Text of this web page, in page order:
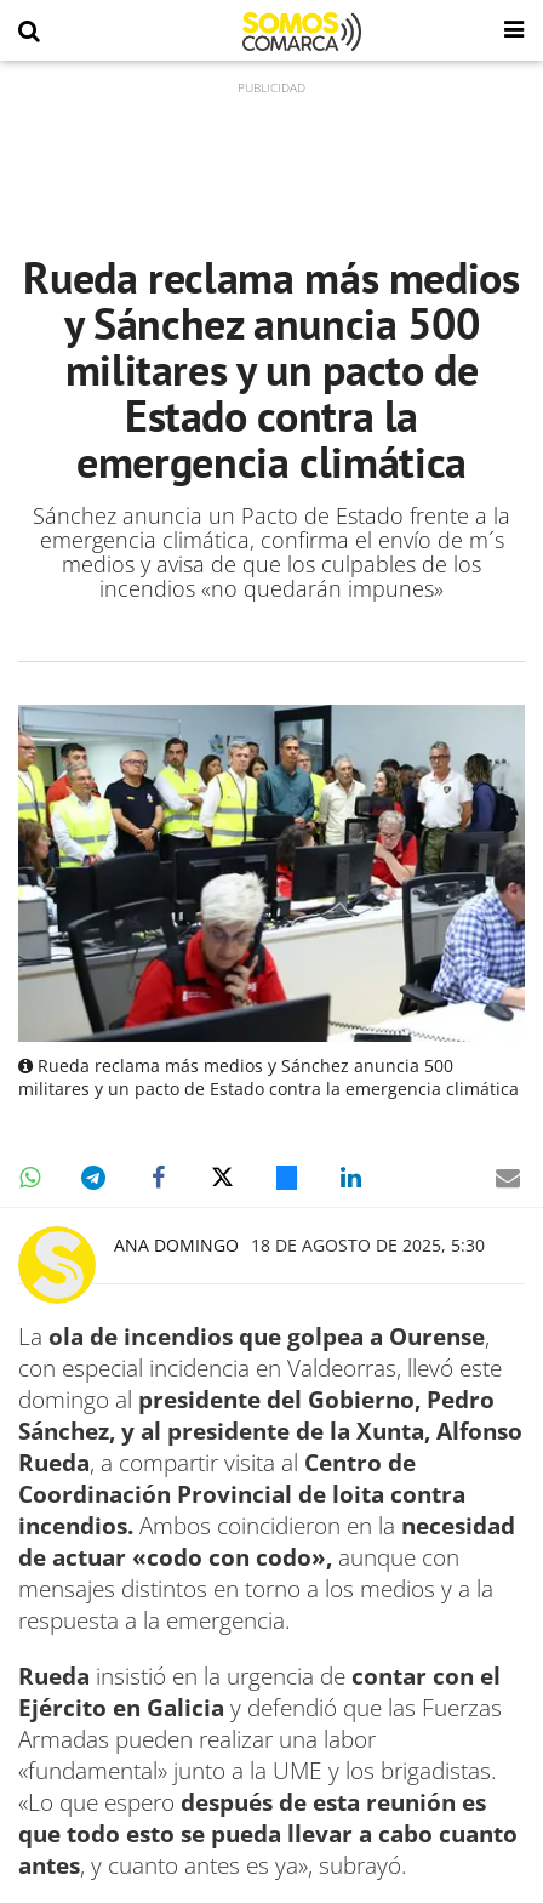
Rueda reclama más medios
y Sánchez anuncia 500
militares y un pacto de
Estado contra la
emergencia climática
Sánchez anuncia un Pacto de Estado frente a la
emergencia climática, confirma el envío de m´s
medios y avisa de que los culpables de los
incendios «no quedarán impunes»
Rueda reclama más medios y Sánchez anuncia 500
militares y un pacto de Estado contra la emergencia climática
ANA DOMINGO 18 DE AGOSTO DE 2025, 5:30
La ola de incendios que golpea a Ourense,
con especial incidencia en Valdeorras, llevó este
domingo al presidente del Gobierno, Pedro
Sánchez, y al presidente de la Xunta, Alfonso
Rueda, a compartir visita al Centro de
Coordinación Provincial de loita contra
incendios.Ambos coincidieron en la necesidad
de actuar «codo con codo», aunque con
mensajes distintos en torno a los medios y a la
respuesta a la emergencia.
Rueda insistió en la urgencia de contar con el
Ejército en Galicia y defendió que las Fuerzas
Armadas pueden realizar una labor
«fundamental» junto a la UME y los brigadistas.
«Lo que espero después de esta reunión es
que todo esto se pueda llevar a cabo cuanto
antes, y cuanto antes es ya», subrayó.